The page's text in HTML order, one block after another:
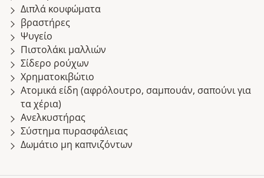
Διπλά κουφώματα
βραστήρες
Ψυγείο
Πιστολάκι μαλλιών
Σίδερο ρούχων
Χρηματοκιβώτιο
Ατομικά είδη (αφρόλουτρο, σαμπουάν, σαπούνι για
τα χέρια)
Ανελκυστήρας
Σύστημα πυρασφάλειας
Δωμάτιο μη καπνιζόντων